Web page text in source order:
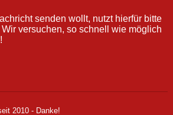
senden wollt, nutzt hierfür bitte
versuchen, so schnell wie möglich
2010 - Danke!